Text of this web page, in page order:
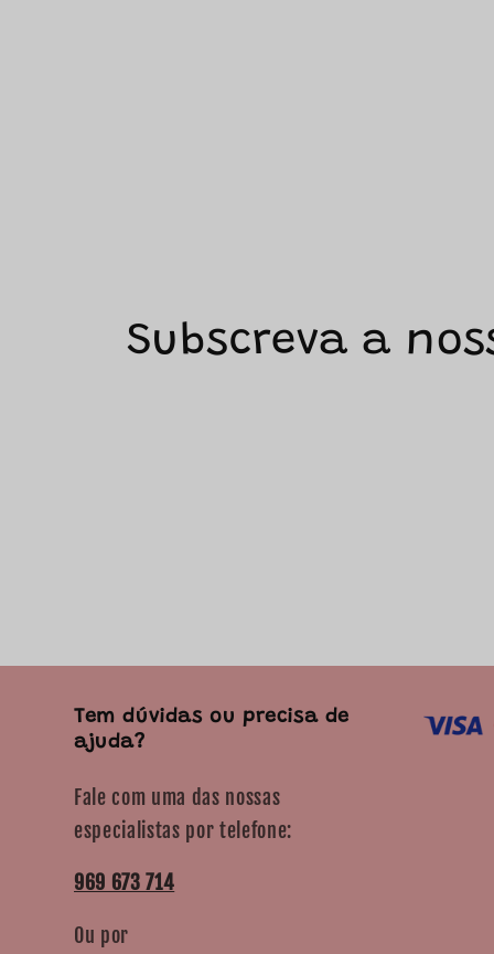
Subscreva a
Tem dúvidas ou precisa de
ajuda?
Fale com uma das nossas
especialistas por telefone:
969 673 714
Ou por